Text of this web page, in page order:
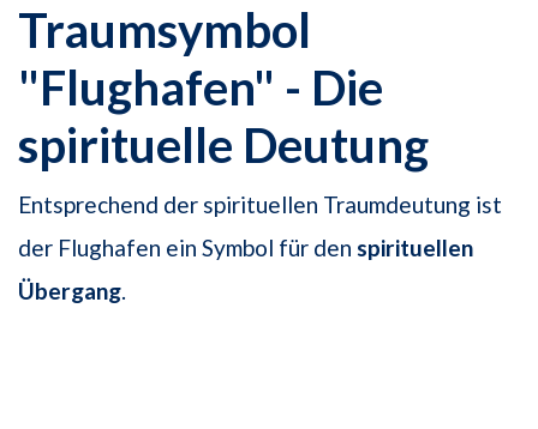
Traumsymbol
"Flughafen" - Die
spirituelle Deutung
Entsprechend der spirituellen Traumdeutung ist
der Flughafen ein Symbol für den spirituellen
Übergang.